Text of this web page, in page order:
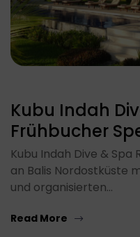
Kubu Indah
Frühbucher
Kubu Indah Dive &
an Balis Nordostküste
und organisierten…
Read More